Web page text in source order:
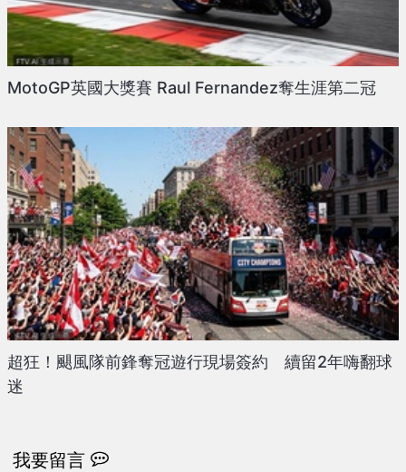
MotoGP英國大獎賽 Raul Fernandez奪生涯第二冠
超狂！颶風隊前鋒奪冠遊行現場簽約 續留2年嗨翻球
迷
我要留言